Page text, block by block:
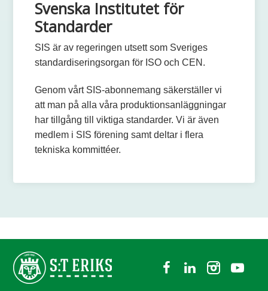
Svenska Institutet för
Standarder
SIS är av regeringen utsett som Sveriges
standardiseringsorgan för ISO och CEN.
Genom vårt SIS-abonnemang säkerställer vi
att man på alla våra produktionsanläggningar
har tillgång till viktiga standarder. Vi är även
medlem i SIS förening samt deltar i flera
tekniska kommittéer.